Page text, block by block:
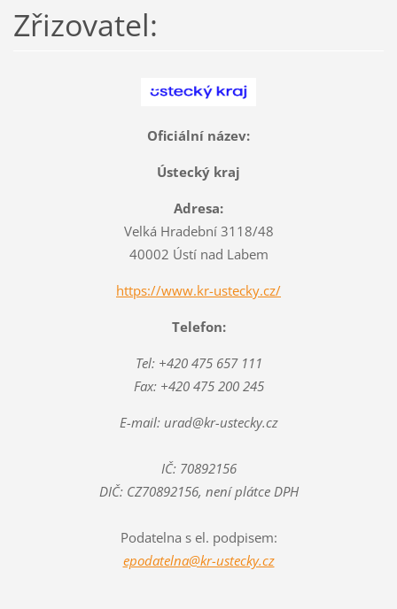
Zřizovatel:
Oficiální název:
Ústecký kraj
Adresa:
Velká Hradební 3118/48
40002 Ústí nad Labem
https://www.kr-ustecky.cz/
Telefon:
Tel: +420 475 657 111
Fax: +420 475 200 245
E-mail: urad@kr-ustecky.cz
IČ: 70892156
DIČ: CZ70892156, není plátce DPH
Podatelna s el. podpisem:
epodatelna@kr-ustecky.cz